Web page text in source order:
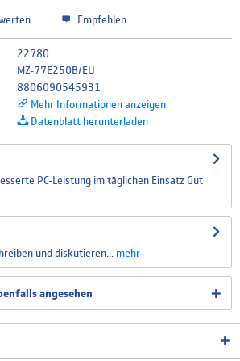
Empfehlen
22780
MZ-77E250B/EU
8806090545931
Mehr Informationen anzeigen
Datenblatt herunterladen
PC-Leistung im täglichen Einsatz Gut
und diskutieren...
mehr
angesehen